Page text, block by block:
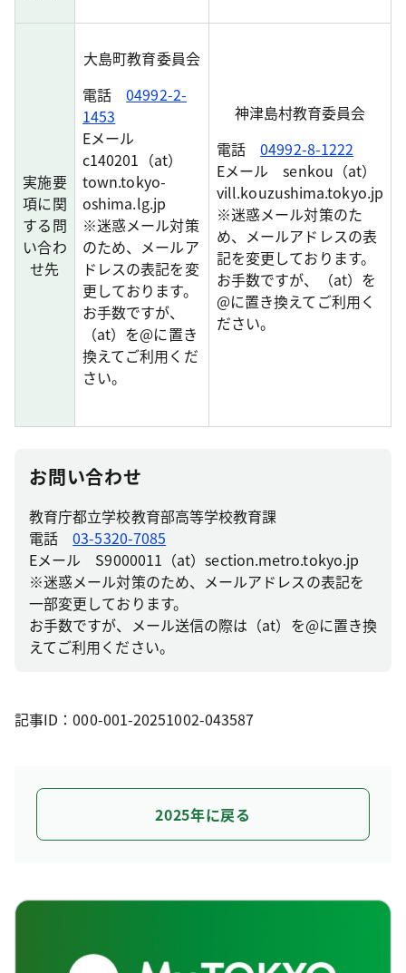
実施要
項に関
する問
い合わ
せ先
大島町教育委員会
電話04992-2-
1453
Eメール
c140201（at）
town.tokyo-
oshima.lg.jp
※迷惑メール対策
のため、メールア
ドレスの表記を変
更しております。
お手数ですが、
（at）を@に置き
換えてご利用くだ
さい。
神津島村教育委員会
電話04992-8-1222
Eメール senkou（at）
vill.kouzushima.tokyo.jp
※迷惑メール対策のた
め、メールアドレスの表
記を変更しております。
お手数ですが、（at）を
@に置き換えてご利用く
ださい。
お問い合わせ
教育庁都立学校教育部高等学校教育課
電話03-5320-7085
Eメール S9000011（at）section.metro.tokyo.jp
※迷惑メール対策のため、メールアドレスの表記を
一部変更しております。
お手数ですが、メール送信の際は（at）を@に置き換
えてご利用ください。
記事ID：000-001-20251002-043587
2025年に戻る